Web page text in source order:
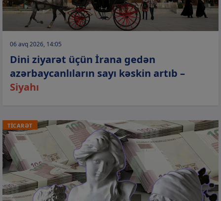
06 avq 2026, 14:05
Dini ziyarət üçün İrana gedən
azərbaycanlıların sayı kəskin artıb –
Siyahı
TİCARƏT